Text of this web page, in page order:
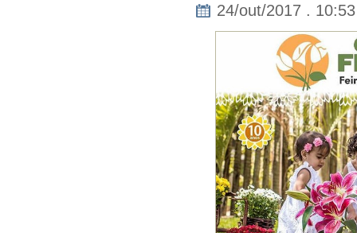
24/out/2017 . 10:53